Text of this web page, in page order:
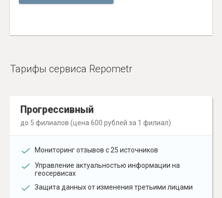
Тарифы сервиса Repometr
Прогрессивный
до 5 филиалов (цена 600 рублей за 1 филиал)
Мониторинг отзывов с 25 источников
Управление актуальностью информации на
геосервисах
Защита данных от изменения третьими лицами